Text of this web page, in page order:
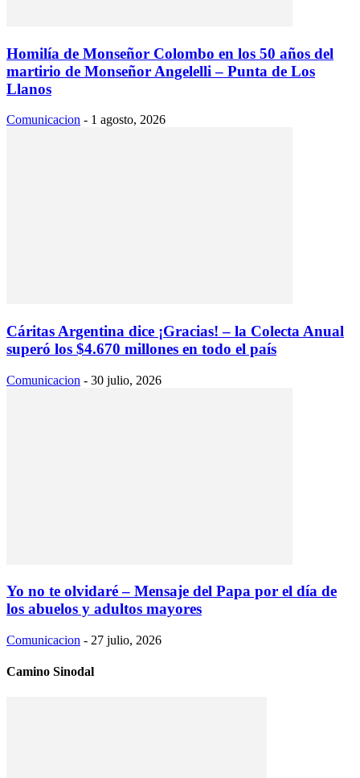
Homilía de Monseñor Colombo en los 50 años del
martirio de Monseñor Angelelli – Punta de Los
Llanos
Comunicacion - 1 agosto, 2026
Cáritas Argentina dice ¡Gracias! – la Colecta Anual
superó los $4.670 millones en todo el país
Comunicacion - 30 julio, 2026
Yo no te olvidaré – Mensaje del Papa por el día de
los abuelos y adultos mayores
Comunicacion - 27 julio, 2026
Camino Sinodal